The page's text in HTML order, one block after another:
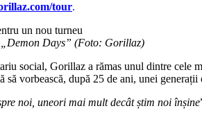
tour.
Days” (Foto: Gorillaz)
social, Gorillaz a rămas unul dintre
vorbească, după 25 de ani, unei
noi, uneori mai mult decât știm noi înșine